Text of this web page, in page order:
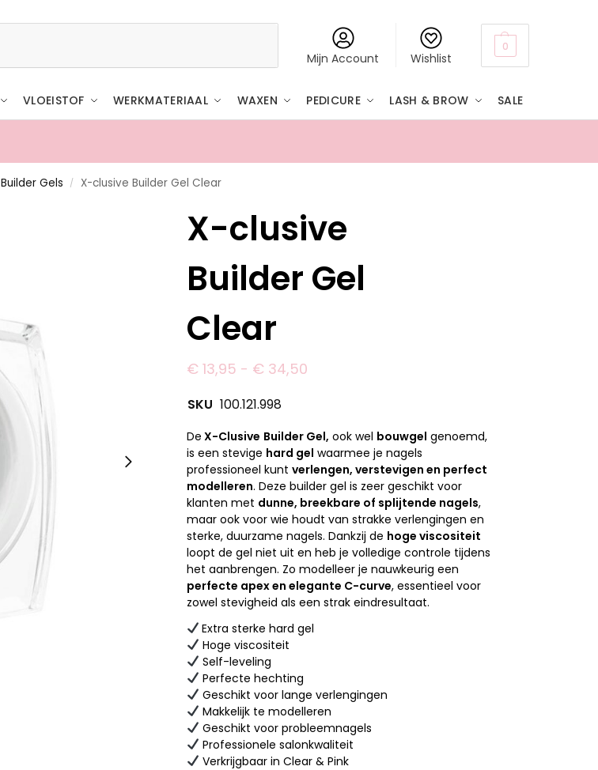
Mijn Account Wishlist
0
VLOEISTOF WERKMATERIAAL WAXEN PEDICURE LASH & BROW SALE
Builder Gels / X-clusive Builder Gel Clear
X-clusive
Builder Gel
Clear
€ 13,95 - € 34,50
SKU 100.121.998
De X-Clusive Builder Gel, ook wel bouwgel genoemd,
is een stevige hard gel waarmee je nagels
professioneel kuntverlengen, verstevigen en perfect
modelleren. Deze builder gel is zeer geschikt voor
klanten met dunne, breekbare of splijtende nagels,
maar ook voor wie houdt van strakke verlengingen en
sterke, duurzame nagels. Dankzij de hoge viscositeit
loopt de gel niet uit en heb je volledige controle tijdens
het aanbrengen. Zo modelleer je nauwkeurig een
perfecte apex en elegante C-curve, essentieel voor
zowel stevigheid als een strak eindresultaat.
Extra sterke hard gel
Hoge viscositeit
Self-leveling
Perfecte hechting
Geschikt voor lange verlengingen
Makkelijk te modelleren
Geschikt voor probleemnagels
Professionele salonkwaliteit
Verkrijgbaar in Clear & Pink